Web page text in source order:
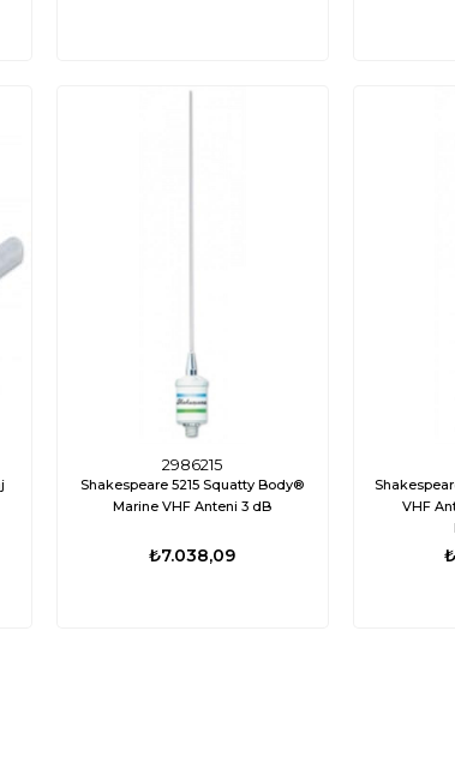
2986215
Shakespeare 5215 Squatty Body®
Marine VHF Anteni 3 dB
₺7.038,09
VHF